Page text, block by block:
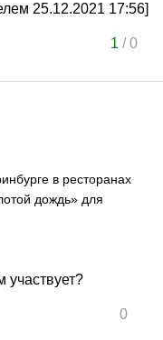
25.12.2021 17:56]
1 /0
в ресторанах
дождь» для
0